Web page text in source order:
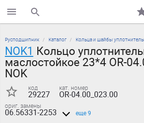
поиск по каталогу
Русподшипник Каталог Кольца и шайбы
NOK1 Кольцо
маслостойкое 23*4 OR-
NOK
код
29227
кат. номер
OR-04.00_023.00
ориг. замены
06.56331-2253 еще 9